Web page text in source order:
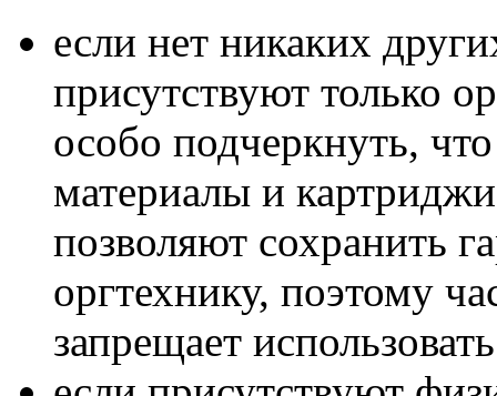
если нет никаких
присутствуют только
особо подчеркнуть,
материалы и
позволяют сохранить
оргтехнику, поэтому
запрещает